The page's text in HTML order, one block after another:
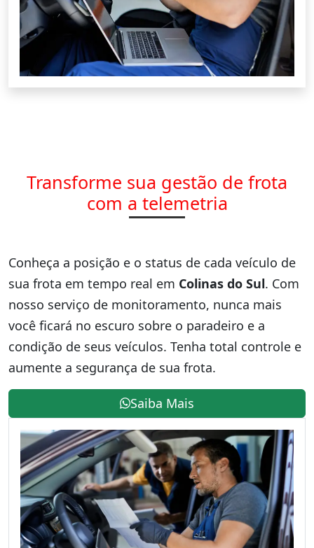
Transforme sua gestão de frota
com a telemetria
Conheça a posição e o status de cada veículo de
sua frota em tempo real em Colinas do Sul. Com
nosso serviço de monitoramento, nunca mais
você ficará no escuro sobre o paradeiro e a
condição de seus veículos. Tenha total controle e
aumente a segurança de sua frota.
Saiba Mais